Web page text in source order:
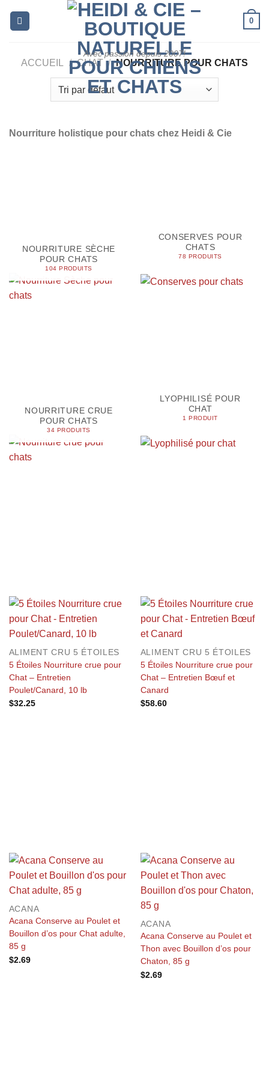
Avec passion depuis 2007!
0
ACCUEIL / CHAT / NOURRITURE POUR CHATS
Nourriture holistique pour chats chez Heidi & Cie
NOURRITURE SÈCHE
POUR CHATS
104 PRODUITS
CONSERVES POUR
CHATS
78 PRODUITS
NOURRITURE CRUE
POUR CHATS
34 PRODUITS
LYOPHILISÉ POUR
CHAT
1 PRODUIT
ALIMENT CRU 5 ÉTOILES
5 Étoiles Nourriture crue pour
Chat – Entretien
Poulet/Canard, 10 lb
$32.25
ALIMENT CRU 5 ÉTOILES
5 Étoiles Nourriture crue pour
Chat – Entretien Bœuf et
Canard
$58.60
ACANA
Acana Conserve au Poulet et
Bouillon d’os pour Chat adulte,
85 g
$2.69
ACANA
Acana Conserve au Poulet et
Thon avec Bouillon d’os pour
Chaton, 85 g
$2.69